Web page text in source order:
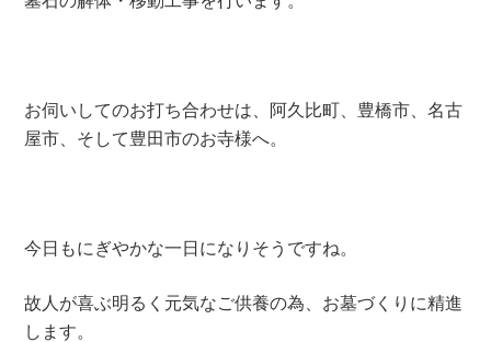
お伺いしてのお打ち合わせは、阿久比町、豊橋市、名古
屋市、そして豊田市のお寺様へ。
今日もにぎやかな一日になりそうですね。
故人が喜ぶ明るく元気なご供養の為、お墓づくりに精進
します。